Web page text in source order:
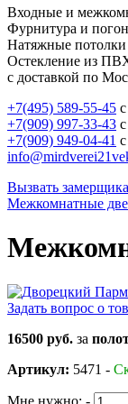
Входные и
Фурнитура и
Натяжные потолки
Остекление из
с доставкой по
+7(495) 589-55-45
+7(909) 997-33-43
+7(909) 949-04-41
Вызвать замерщика
Межкомнатные
Задать вопрос о
16500 руб. за
Артикул: 5471 -
Мне нужно: -